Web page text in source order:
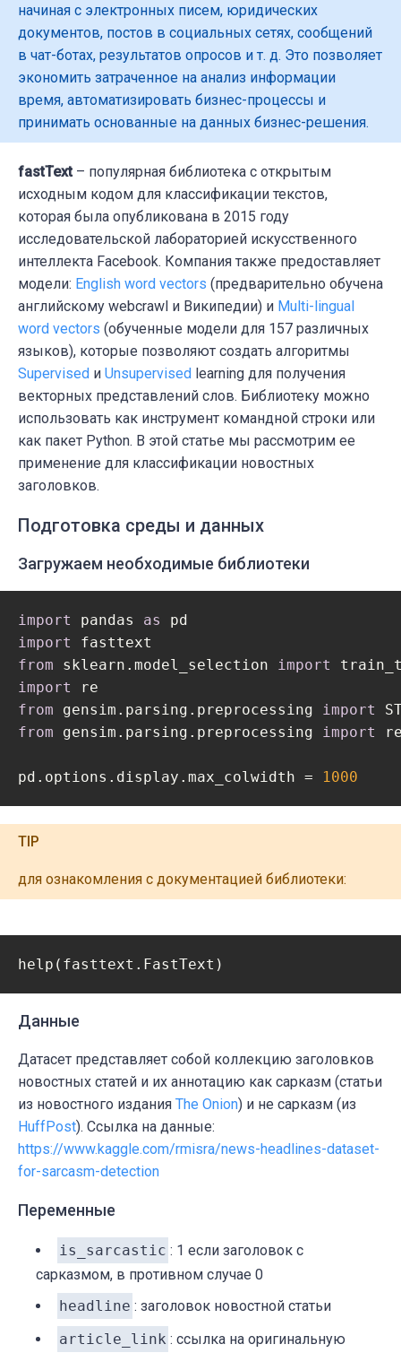
начиная с электронных писем, юридических
документов, постов в социальных сетях, сообщений
в чат-ботах, результатов опросов и т. д. Это позволяет
экономить затраченное на анализ информации
время, автоматизировать бизнес-процессы и
принимать основанные на данных бизнес-решения.
fastText– популярная библиотека с открытым
исходным кодом для классификации текстов,
которая была опубликована в 2015 году
исследовательской лабораторией искусственного
интеллекта Facebook. Компания также предоставляет
модели: English word vectors (предварительно обучена
английскому webcrawl и Википедии) и Multi-lingual
word vectors (обученные модели для 157 различных
языков), которые позволяют создать алгоритмы
Supervised и Unsupervised learning для получения
векторных представлений слов. Библиотеку можно
использовать как инструмент командной строки или
как пакет Python. В этой статье мы рассмотрим ее
применение для классификации новостных
заголовков.
Подготовка среды и данных
Загружаем необходимые библиотеки
import pandas as
import
from sklearn.model_selection import
import
from gensim.parsing.preprocessing import
from gensim.parsing.preprocessing import
pd.options.display.max_colwidth = 1000
TIP
для ознакомления с документацией библиотеки:
help(fasttext.FastText)
Данные
Датасет представляет собой коллекцию заголовков
новостных статей и их аннотацию как сарказм (статьи
из новостного издания The Onion) и не сарказм (из
HuffPost). Ссылка на данные:
https://www.kaggle.com/rmisra/news-headlines-dataset-
for-sarcasm-detection
Переменные
is_sarcastic : 1 если заголовок с
сарказмом, в противном случае 0
headline : заголовок новостной статьи
article_link : ссылка на оригинальную